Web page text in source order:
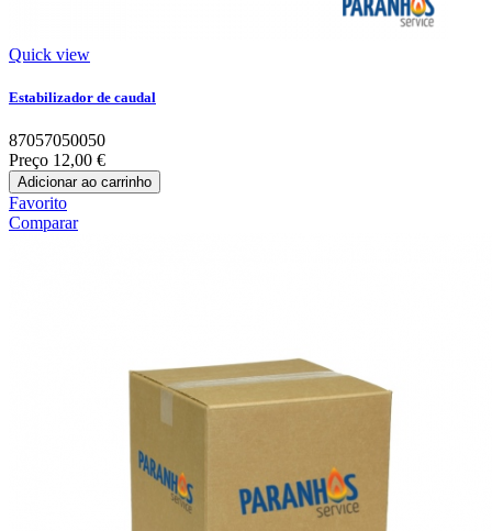
Quick view
Estabilizador de caudal
87057050050
Preço 12,00 €
Adicionar ao carrinho
Favorito
Comparar